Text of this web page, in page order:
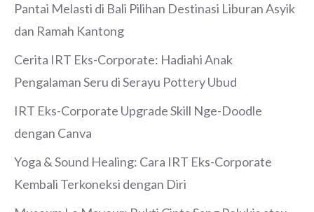
Pantai Melasti di Bali Pilihan Destinasi Liburan Asyik
dan Ramah Kantong
Cerita IRT Eks-Corporate: Hadiahi Anak
Pengalaman Seru di Serayu Pottery Ubud
IRT Eks-Corporate Upgrade Skill Nge-Doodle
dengan Canva
Yoga & Sound Healing: Cara IRT Eks-Corporate
Kembali Terkoneksi dengan Diri